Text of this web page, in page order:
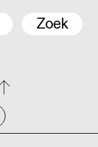
Zoek